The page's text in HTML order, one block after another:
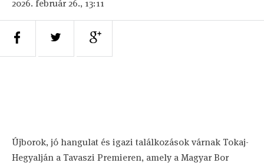
2026. február 26., 13:11
Újborok, jó hangulat és igazi találkozások várnak Tokaj-
Hegyalján a Tavaszi Premieren, amely a Magyar Bor